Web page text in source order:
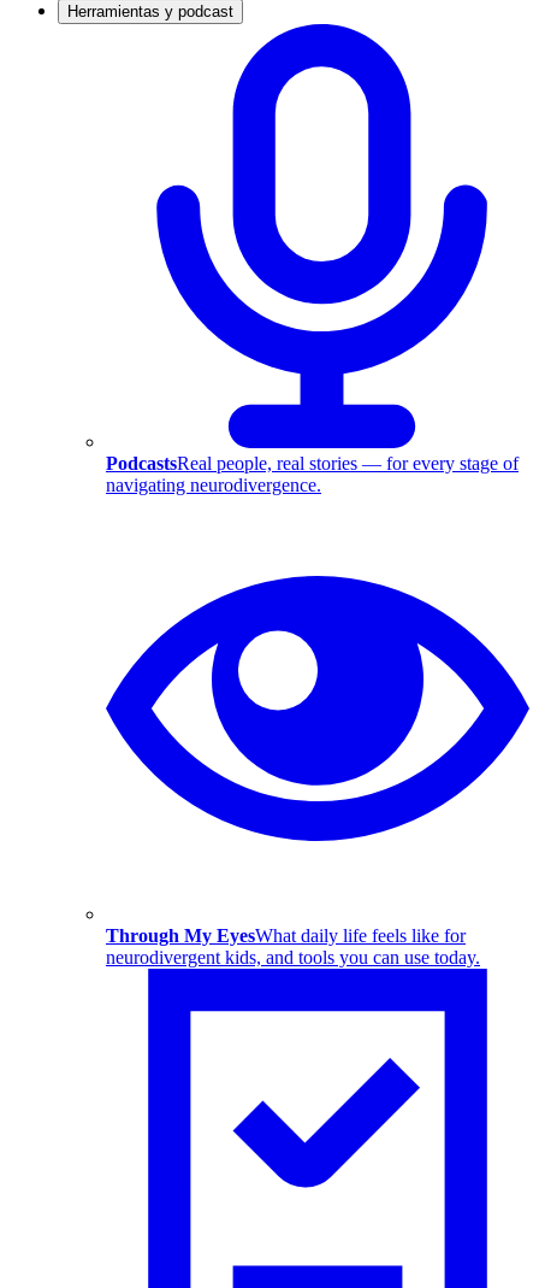
Herramientas y podcast
PodcastsReal people, real stories — for every stage of
navigating neurodivergence.
Through My EyesWhat daily life feels like for
neurodivergent kids, and tools you can use today.